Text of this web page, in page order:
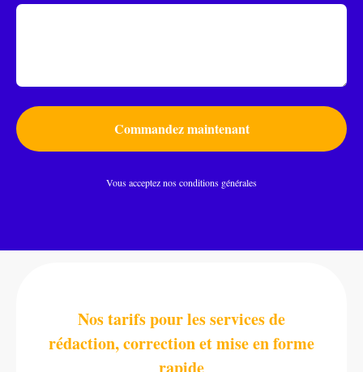
Commandez maintenant
Vous acceptez nos conditions générales
Nos tarifs pour les services de
rédaction, correction et mise en forme
rapide